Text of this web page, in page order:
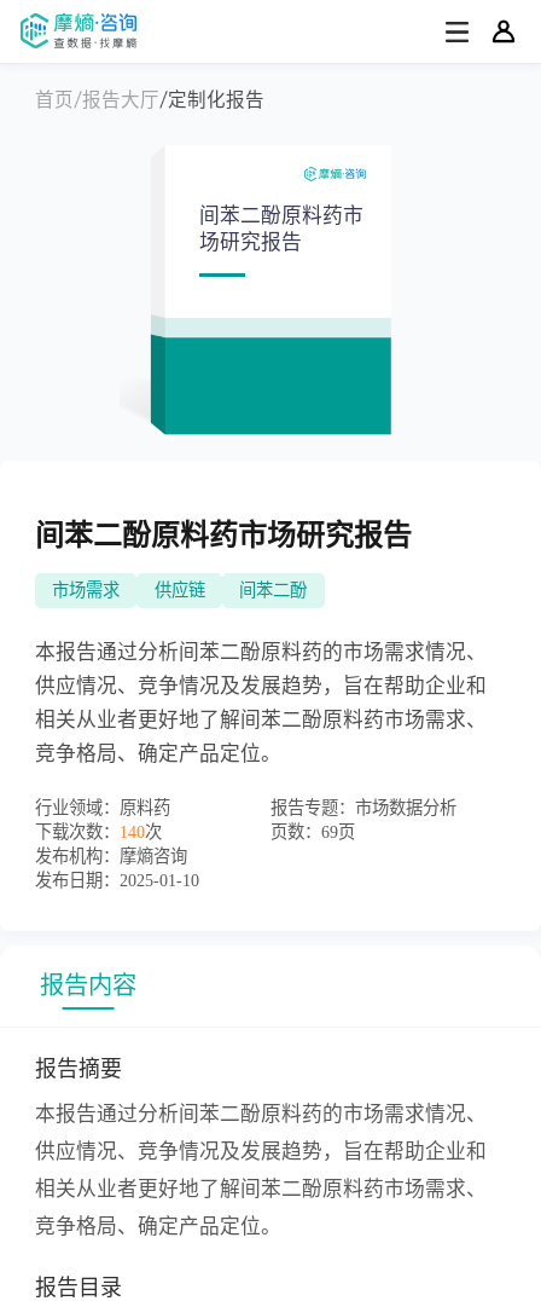
首页 报告大厅 定制化报告
间苯二酚原料药市
场研究报告
间苯二酚原料药市场研究报告
市场需求 供应链 间苯二酚
本报告通过分析间苯二酚原料药的市场需求情况、
供应情况、竞争情况及发展趋势，旨在帮助企业和
相关从业者更好地了解间苯二酚原料药市场需求、
竞争格局、确定产品定位。
行业领域： 原料药 报告专题： 市场数据分析
下载次数： 140次 页数： 69页
发布机构： 摩熵咨询
发布日期： 2025-01-10
报告内容
报告摘要
本报告通过分析间苯二酚原料药的市场需求情况、
供应情况、竞争情况及发展趋势，旨在帮助企业和
相关从业者更好地了解间苯二酚原料药市场需求、
竞争格局、确定产品定位。
报告目录